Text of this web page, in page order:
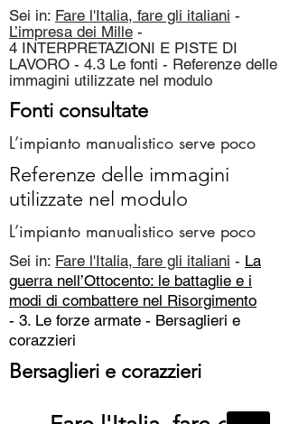
Sei in: Fare l'Italia, fare gli italiani -
L’impresa dei Mille -
4 INTERPRETAZIONI E PISTE DI
LAVORO - 4.3 Le fonti - Referenze delle
immagini utilizzate nel modulo
Fonti consultate
L’impianto manualistico serve poco
Referenze delle immagini
utilizzate nel modulo
L’impianto manualistico serve poco
Sei in: Fare l'Italia, fare gli italiani - La
guerra nell’Ottocento: le battaglie e i
modi di combattere nel Risorgimento
- 3. Le forze armate - Bersaglieri e
corazzieri
Bersaglieri e corazzieri